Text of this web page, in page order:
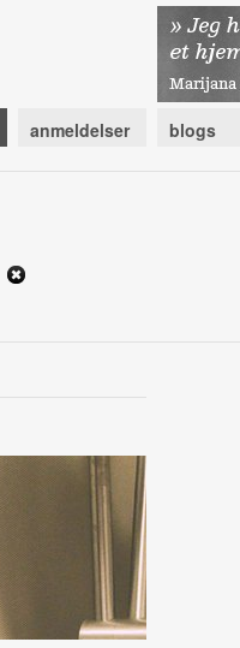
anmeldelser blogs